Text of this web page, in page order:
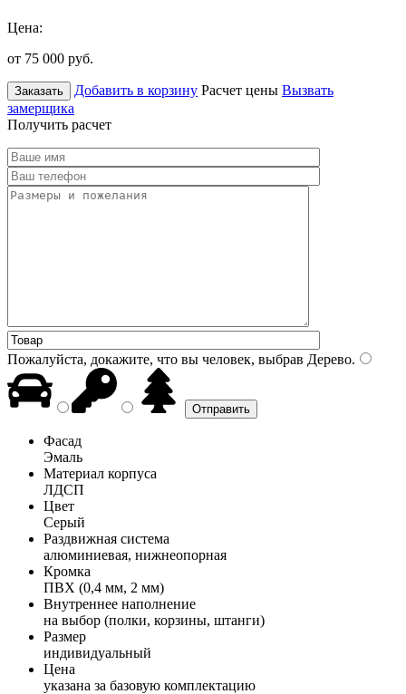
Цена:
от 75 000 руб.
Заказать Добавить в корзину Расчет цены Вызвать
замерщика
Получить расчет
Пожалуйста, докажите, что вы человек, выбрав Дерево.
Фасад
Эмаль
Материал корпуса
ЛДСП
Цвет
Серый
Раздвижная система
алюминиевая, нижнеопорная
Кромка
ПВХ (0,4 мм, 2 мм)
Внутреннее наполнение
на выбор (полки, корзины, штанги)
Размер
индивидуальный
Цена
указана за базовую комплектацию